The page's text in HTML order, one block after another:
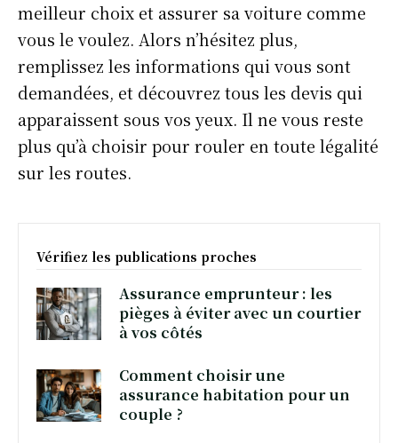
meilleur choix et assurer sa voiture comme
vous le voulez. Alors n’hésitez plus,
remplissez les informations qui vous sont
demandées, et découvrez tous les devis qui
apparaissent sous vos yeux. Il ne vous reste
plus qu’à choisir pour rouler en toute légalité
sur les routes.
Vérifiez les publications proches
Assurance emprunteur : les
pièges à éviter avec un courtier
à vos côtés
Comment choisir une
assurance habitation pour un
couple ?